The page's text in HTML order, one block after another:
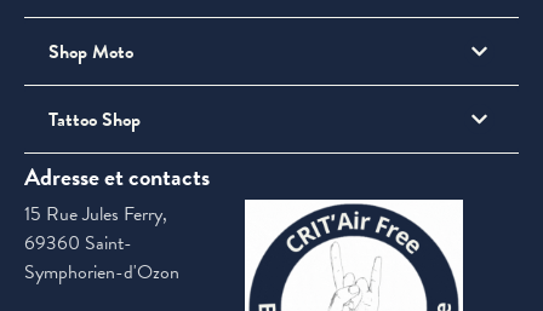
Shop Moto
Tattoo Shop
Adresse et contacts
15 Rue Jules Ferry,
69360 Saint-
Symphorien-d'Ozon